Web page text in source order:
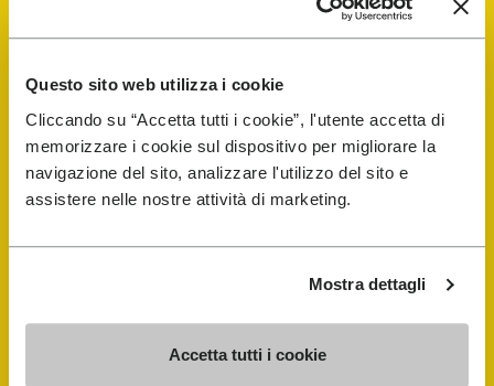
Questo sito web utilizza i cookie
Cliccando su “Accetta tutti i cookie”, l'utente accetta di
memorizzare i cookie sul dispositivo per migliorare la
navigazione del sito, analizzare l'utilizzo del sito e
assistere nelle nostre attività di marketing.
Mostra dettagli
Accetta tutti i cookie
E-SHOP
Trouver un cordonnier